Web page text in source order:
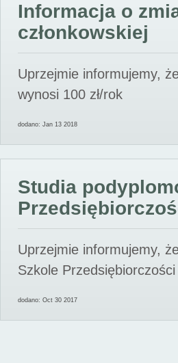
Informacja o
członkowskiej
Uprzejmie informujemy,
wynosi 100 zł/rok
dodano: Jan 13 2018
Studia
Uprzejmie informujemy,
Szkole
dodano: Oct 30 2017